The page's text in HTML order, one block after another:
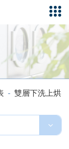
雙層下洗上烘